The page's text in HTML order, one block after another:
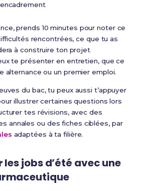
prends 10 minutes pour noter ce
rencontrées, ce que tu as
à construire ton projet
te présenter en entretien, que ce
alternance ou un premier emploi.
du bac, tu peux aussi t’appuyer
illustrer certaines questions lors
tes révisions, avec des
annales ou des fiches ciblées, par
adaptées à ta filière.
jobs d’été avec une